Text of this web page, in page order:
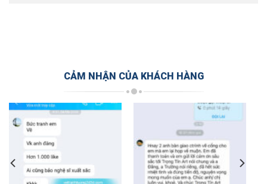
CẢM NHẬN CỦA KHÁCH HÀNG